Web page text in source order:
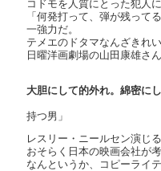
コドモを人質にとった犯人
「何発打って、弾が残って
一強力だ。
テメエのドタマなんざきれ
日曜洋画劇場の山田康雄さ
大胆にして的外れ。綿密に
持つ男」
レスリー・ニールセン演じ
おそらく日本の映画会社が
なんというか、コピーライ